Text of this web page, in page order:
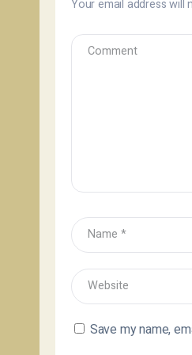
Your email address will
Save my name,